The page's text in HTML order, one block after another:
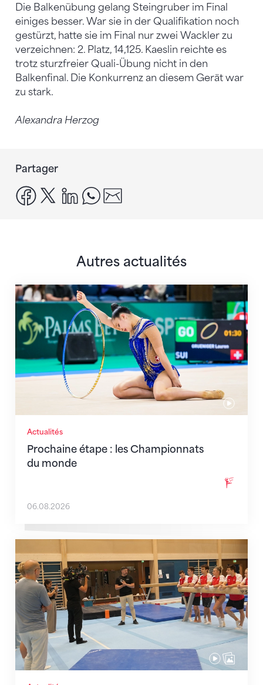
Die Balkenübung gelang Steingruber im Final
einiges besser. War sie in der Qualifikation noch
gestürzt, hatte sie im Final nur zwei Wackler zu
verzeichnen: 2. Platz, 14,125. Kaeslin reichte es
trotz sturzfreier Quali-Übung nicht in den
Balkenfinal. Die Konkurrenz an diesem Gerät war
zu stark.
Alexandra Herzog
Partager
facebook
x linkedinwhatsapp
Autres actualités
Actualités
Prochaine étape : les Championnats
du monde
Prochaine étape : les Championnats du monde
06.08.2026
En route pour Zagreb avec des objectifs clairs